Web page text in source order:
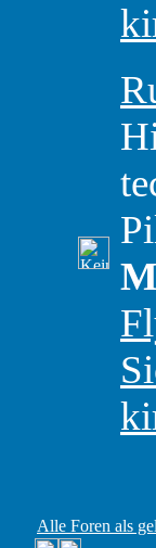
Alle Foren als